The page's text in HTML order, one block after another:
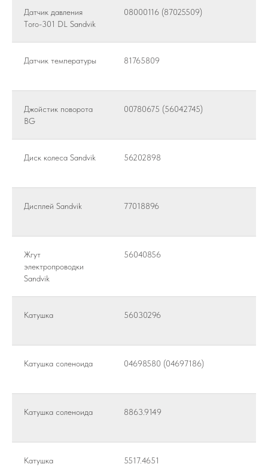
Датчик давления
Тoro-301 DL Sandvik
08000116 (87025509)
Датчик температуры 81765809
Джойстик поворота
BG
00780675 (56042745)
Диск колеса Sandvik 56202898
Дисплей Sandvik 77018896
Жгут
электропроводки
Sandvik
56040856
Катушка 56030296
Катушка соленоида 04698580 (04697186)
Катушка соленоида 8863.9149
Катушка
5517.4651